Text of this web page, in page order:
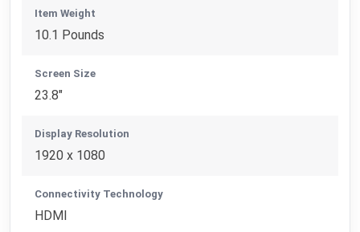
Item Weight
10.1 Pounds
Screen Size
23.8"
Display Resolution
1920 x 1080
Connectivity Technology
HDMI